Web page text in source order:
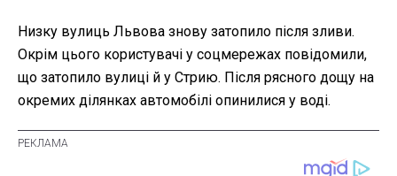
Низку вулиць Львова знову затопило після зливи.
Окрім цього користувачі у соцмережах повідомили,
що затопило вулиці й у Стрию. Після рясного дощу на
окремих ділянках автомобілі опинилися у воді.